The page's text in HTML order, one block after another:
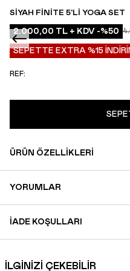
SIYAH FINITE 5'LI YOGA SET
2.000,00 TL + KDV -%50
SEPETTE EXTRA %15
REF:
ÜRÜN ÖZELLIKLERI
YORUMLAR
İADE KOŞULLARI
İLGİNİZİ ÇEKEBİLİR